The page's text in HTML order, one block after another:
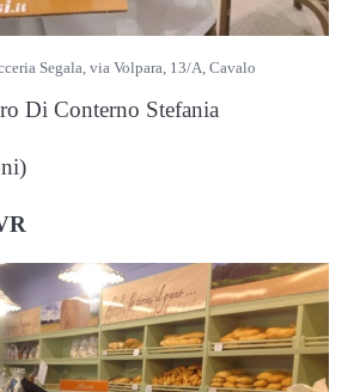
Segala, via Volpara, 13/A, Cavalo
Di Conterno Stefania